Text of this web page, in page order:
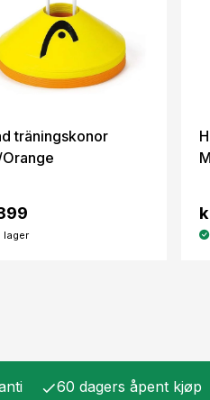
träningskonor
lager
check60 dagers åpent kjøp